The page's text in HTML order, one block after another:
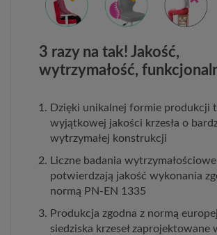
3 razy na tak! Jakość,
wytrzymałość,
Dzięki unikalnej formie produkcji
wyjątkowej jakości krzesła o
wytrzymałej konstrukcji
Liczne badania wytrzymałościowe
potwierdzają jakość wykonania
normą PN-EN 1335
Produkcja zgodna z normą
siedziska krzeseł zaprojektowane